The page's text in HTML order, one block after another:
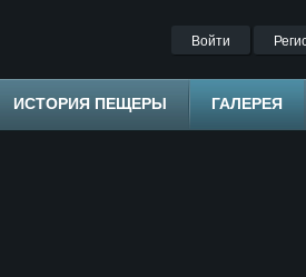
Войти
ИСТОРИЯ ПЕЩЕРЫ ГАЛЕРЕЯ